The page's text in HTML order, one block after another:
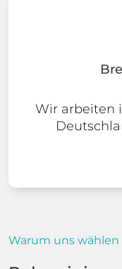
Wir arbeiten
Warum uns wählen